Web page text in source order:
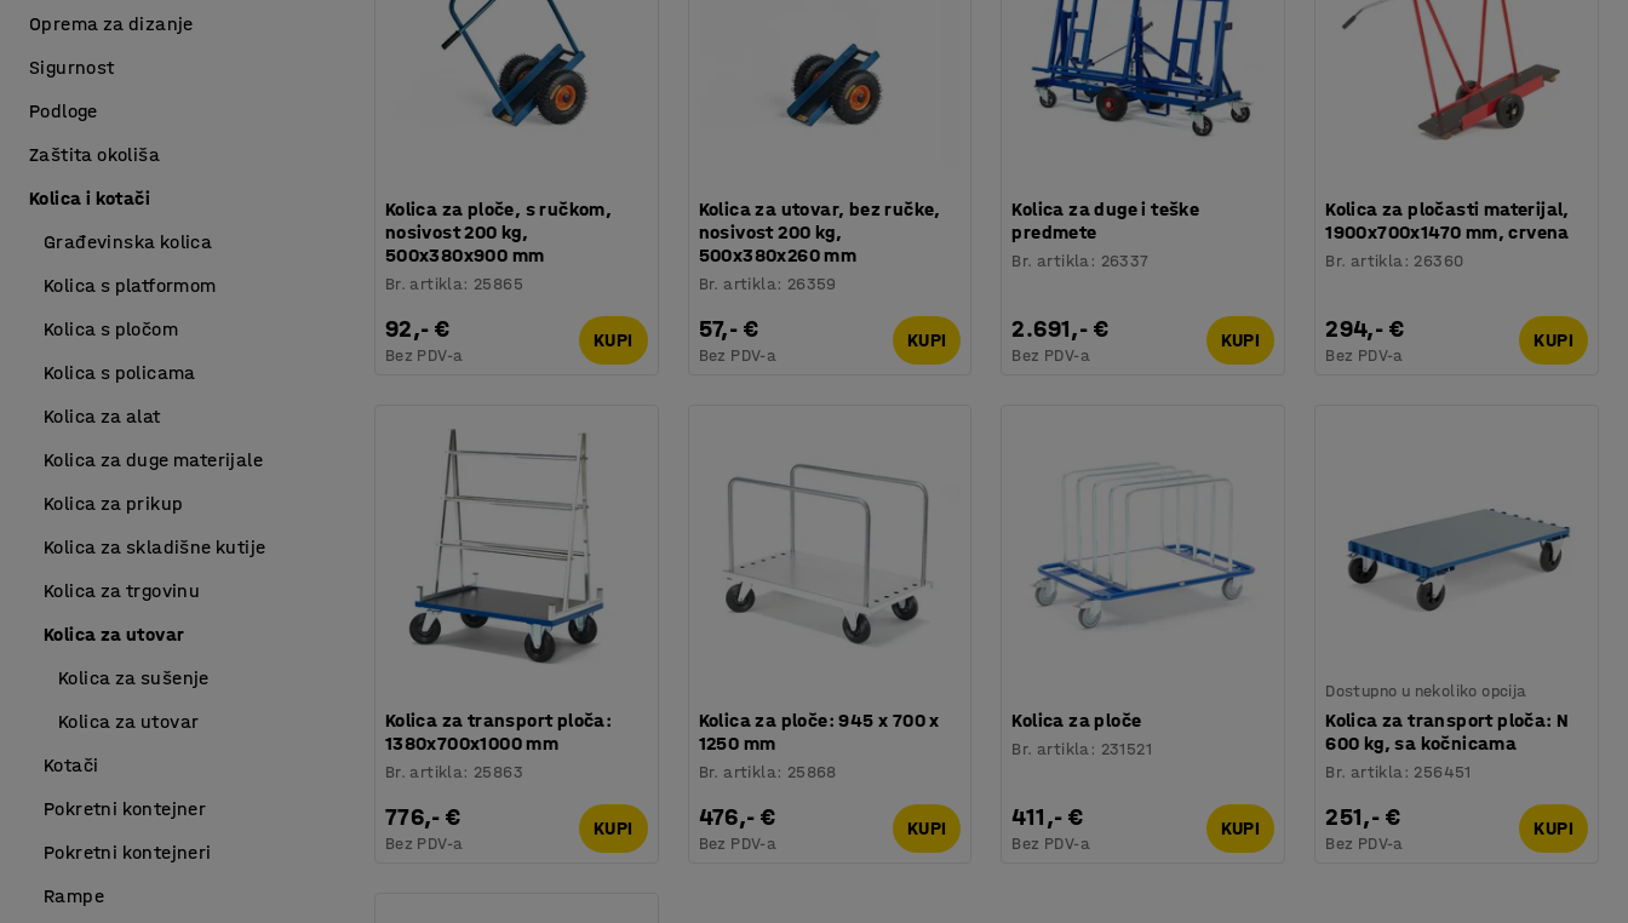
Kolica za ploče, s ručkom,
nosivost 200 kg,
500x380x900 mm
Br. artikla: 25865
92,- €
Bez PDV-a
KUPI
Kolica za utovar, bez ručke,
nosivost 200 kg,
500x380x260 mm
Br. artikla: 26359
57,- €
Bez PDV-a
KUPI
Kolica za duge i teške
predmete
Br. artikla: 26337
2.691,- €
Bez PDV-a
KUPI
Kolica za pločasti materijal,
1900x700x1470 mm, crvena
Br. artikla: 26360
294,- €
Bez PDV-a
KUPI
Kolica za transport ploča:
1380x700x1000 mm
Br. artikla: 25863
776,- €
Bez PDV-a
KUPI
Kolica za ploče: 945 x 700 x
1250 mm
Br. artikla: 25868
476,- €
Bez PDV-a
KUPI
Kolica za ploče
Br. artikla: 231521
411,- €
Bez PDV-a
KUPI
Dostupno u nekoliko opcija
Kolica za transport ploča: N
600 kg, sa kočnicama
Br. artikla: 256451
251,- €
Bez PDV-a
KUPI
Oprema za dizanje
Sigurnost
Podloge
Zaštita okoliša
Kolica i kotači
Građevinska kolica
Kolica s platformom
Kolica s pločom
Kolica s policama
Kolica za alat
Kolica za duge materijale
Kolica za prikup
Kolica za skladišne kutije
Kolica za trgovinu
Kolica za utovar
Kolica za sušenje
Kolica za utovar
Kotači
Pokretni kontejner
Pokretni kontejneri
Rampe